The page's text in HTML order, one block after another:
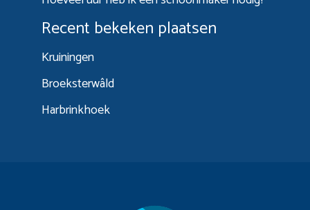
Recent bekeken plaatsen
Kruiningen
Broeksterwâld
Harbrinkhoek